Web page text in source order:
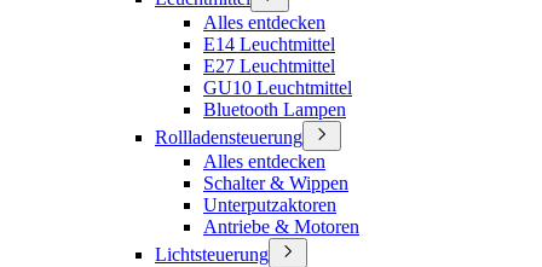
Alles entdecken
E14 Leuchtmittel
E27 Leuchtmittel
GU10 Leuchtmittel
Bluetooth Lampen
Rollladensteuerung
Alles entdecken
Schalter & Wippen
Unterputzaktoren
Antriebe & Motoren
Lichtsteuerung